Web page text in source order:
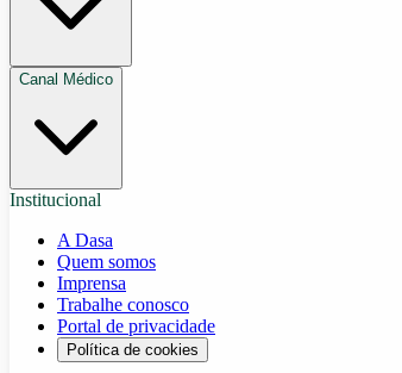
Canal Médico
Institucional
A Dasa
Quem somos
Imprensa
Trabalhe conosco
Portal de privacidade
Política de cookies